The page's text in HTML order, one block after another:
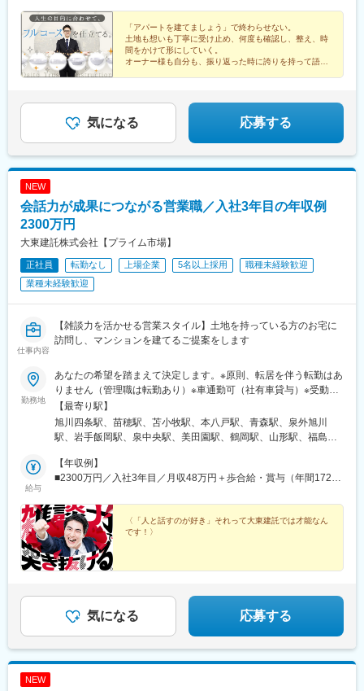
木駅、東所沢駅、春日部駅、越谷駅、三郷中央駅、水戸駅、つく
ば駅、守谷駅、柏の葉キャンパス駅、公津の杜駅、県庁前駅(千葉
県)、上総村上駅、八千代緑が丘駅、東松戸駅、西船橋駅、三鷹
駅、恋ケ窪駅、武蔵砂川駅、甲州街道駅、河辺駅、北八王子駅、
町田駅、相模原駅、百合ケ丘駅、津田山駅、東門前駅、仲町台
奈川県)、六会日大前駅、社家駅、宮山駅、富水駅、常永駅、御殿
場駅、三島広小路駅、富士根駅、清水駅(静岡県)、東静岡駅、藤枝
駅、高塚駅、自動車学校前駅、船町駅、豊川駅、岡崎駅、亀島
田駅(滋賀県)、福知山駅、桂駅、東野駅(京都府)、伏見駅(京都
府)、藤阪駅、星ケ丘駅(大阪府)、池田駅(大阪府)、門真南駅、水無
瀬駅、ＪＲ総持寺駅、荒本駅、河内天美駅、深井駅、泉佐野駅、
尼崎駅(阪神線)、打出駅、西明石駅、別府駅(兵庫県)、手柄駅、網
干駅、新大宮駅、大和八木駅、和歌山駅、眉山ロープウェイ山麓
駅、三条駅(香川県)、松山駅(愛媛県)、桟橋通二丁目駅、備前西市
駅、岡山駅、倉敷駅、鳥取駅、松江駅、東福山駅、松永駅、東広
駅、西黒崎駅、吉塚駅、古賀駅、橋本駅(福岡県)、春日原駅、御井
駅、佐賀駅、大橋駅(長崎県)、中佐世保駅、大分駅、西里駅、平成
船駅、大師橋駅、伊勢佐木長者町駅、南林間駅、長沼駅(静岡県)、
浄心駅、成岩駅、三柿野駅、中川原駅、宮之阪駅、上牧駅(大阪
府)、田中口駅、大手町駅(愛媛県)、桟橋通三丁目駅、岡山駅前
駅、倉敷市駅、比治山橋駅、横川一丁目駅、熊西駅、佐世保中央
駅、郡元駅(鹿児島市電)、黄金町駅、古庄駅、島本駅、ＪＲ松山駅
前駅、桟橋通一丁目駅、皆実町二丁目駅、横川駅、黒崎駅前駅、
佐世保駅、郡元・南駅
「アパートを建てましょう」で終わらせない。
土地も想いも丁寧に受け止め、何度も確認し、整え、時
間をかけて形にしていく。
オーナー様も自分も、振り返った時に誇りを持って語れ
気になる 応募する
NEW
会話力が成果につながる営業職／入社3年目の年収例
2300万円
大東建託株式会社【プライム市場】
正社員 転勤なし 上場企業 5名以上採用
職種未経験歓迎
業種未経験歓迎
仕事内容
【雑談力を活かせる営業スタイル】土地を持っている方のお宅に
訪問し、マンションを建てるご提案をします
勤務地
あなたの希望を踏まえて決定します。※原則、転居を伴う転勤はあ
りません（管理職は転勤あり）※車通勤可（社有車貸与）※受動喫
煙対策あり※支店ごと常に募集人数の変動があります。配属希望支
店の空き状況は、ご応募時にご確認ください【本社】東京都港区
港南2-16-1 品川イーストワンタワー21～24階（各線「品川駅」
活事情に配慮して働きやすい環境づくりを進めています。
【最寄り駅】
旭川四条駅、苗穂駅、苫小牧駅、本八戸駅、青森駅、泉外旭川
駅、岩手飯岡駅、泉中央駅、美田園駅、鶴岡駅、山形駅、福島駅
松本駅、不二越駅、金沢駅、新福井駅、江曽島駅、小山駅、太田
駅(群馬県)、前橋大島駅、高崎駅、新白岡駅、上熊谷駅、北上尾
木駅、東所沢駅、春日部駅、越谷駅、三郷中央駅、水戸駅、つく
ば駅、守谷駅、柏の葉キャンパス駅、公津の杜駅、県庁前駅(千葉
県)、上総村上駅、八千代緑が丘駅、東松戸駅、西船橋駅、三鷹
駅、恋ケ窪駅、武蔵砂川駅、甲州街道駅、河辺駅、北八王子駅、
町田駅、相模原駅、百合ケ丘駅、津田山駅、東門前駅、仲町台
奈川県)、六会日大前駅、社家駅、宮山駅、富水駅、常永駅、御殿
場駅、三島広小路駅、富士根駅、清水駅(静岡県)、東静岡駅、藤枝
駅、高塚駅、自動車学校前駅、船町駅、豊川駅、岡崎駅、亀島
給与
【年収例】
■2300万円／入社3年目／月収48万円＋歩合給・賞与（年間1724
〈「人と話すのが好き」それって大東建託では才能なん
です！〉
気になる 応募する
NEW